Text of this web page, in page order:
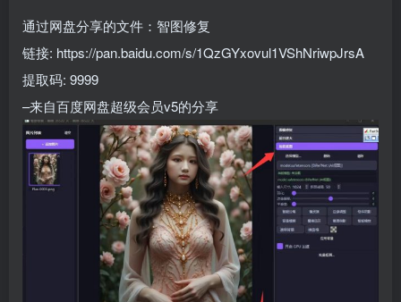
通过网盘分享的文件：智图修复
链接: https://pan.baidu.com/s/1QzGYxovul1VShNriwpJrsA
提取码: 9999
–来自百度网盘超级会员v5的分享